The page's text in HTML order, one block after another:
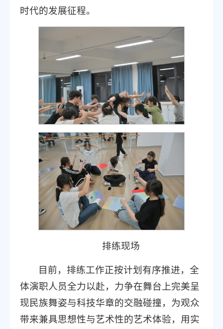
时代的发展征程。
排练现场
目前，排练工作正按计划有序推进，全
体演职人员全力以赴，力争在舞台上完美呈
现民族舞姿与科技华章的交融碰撞，为观众
带来兼具思想性与艺术性的艺术体验，用实